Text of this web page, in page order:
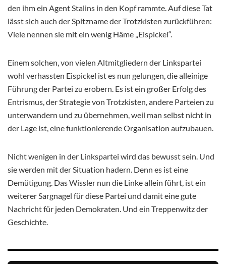
den ihm ein Agent Stalins in den Kopf rammte. Auf diese Tat
lässt sich auch der Spitzname der Trotzkisten zurückführen:
Viele nennen sie mit ein wenig Häme „Eispickel“.
Einem solchen, von vielen Altmitgliedern der Linkspartei
wohl verhassten Eispickel ist es nun gelungen, die alleinige
Führung der Partei zu erobern. Es ist ein großer Erfolg des
Entrismus, der Strategie von Trotzkisten, andere Parteien zu
unterwandern und zu übernehmen, weil man selbst nicht in
der Lage ist, eine funktionierende Organisation aufzubauen.
Nicht wenigen in der Linkspartei wird das bewusst sein. Und
sie werden mit der Situation hadern. Denn es ist eine
Demütigung. Das Wissler nun die Linke allein führt, ist ein
weiterer Sargnagel für diese Partei und damit eine gute
Nachricht für jeden Demokraten. Und ein Treppenwitz der
Geschichte.